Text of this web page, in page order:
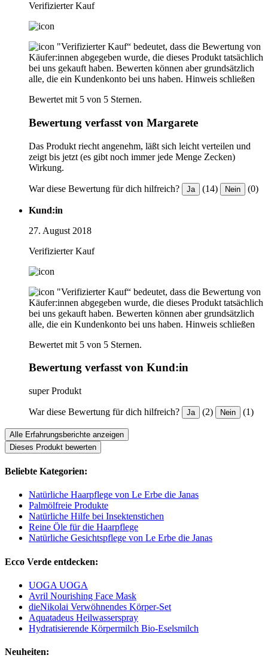
Verifizierter Kauf
"Verifizierter Kauf“ bedeutet, dass die Bewertung von
Käufer:innen abgegeben wurde, die dieses Produkt tatsächlich
bei uns gekauft haben. Bewerten können aber grundsätzlich
alle, die ein Kundenkonto bei uns haben. Hinweis schließen
Bewertet mit 5 von 5 Sternen.
Bewertung verfasst von Margarete
Das Produkt riecht angenehm, läßt sich leicht verteilen und
zeigt bis jetzt (es gibt noch immer jede Menge Zecken)
Wirkung.
War diese Bewertung für dich hilfreich? Ja (14) Nein (0)
Kund:in
27. August 2018
Verifizierter Kauf
"Verifizierter Kauf“ bedeutet, dass die Bewertung von
Käufer:innen abgegeben wurde, die dieses Produkt tatsächlich
bei uns gekauft haben. Bewerten können aber grundsätzlich
alle, die ein Kundenkonto bei uns haben. Hinweis schließen
Bewertet mit 5 von 5 Sternen.
Bewertung verfasst von Kund:in
super Produkt
War diese Bewertung für dich hilfreich? Ja (2) Nein (1)
Alle Erfahrungsberichte anzeigen
Dieses Produkt bewerten
Beliebte Kategorien:
Natürliche Haarpflege von Le Erbe die Janas
Palmölfreie Produkte
Natürliche Hilfe bei Insektenstichen
Reine Öle für die Haarpflege
Natürliche Gesichtspflege von Le Erbe die Janas
Ecco Verde entdecken:
UOGA UOGA
Avril Nourishing Face Mask
dieNikolai Verwöhnendes Körper-Set
Aquatadeus Heilwasserspray
Hydratisierende Körpermilch Bio-Eselsmilch
Neuheiten: